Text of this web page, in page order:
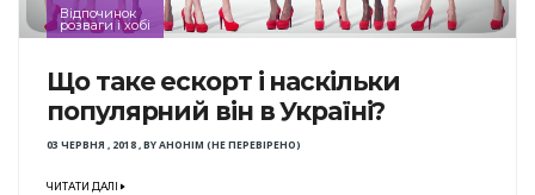
Відпочинок
розваги і хобі
Що таке ескорт і наскільки
популярний він в Україні?
03 ЧЕРВНЯ , 2018,BYАНОНІМ (НЕ ПЕРЕВІРЕНО)
ЧИТАТИ ДАЛІ